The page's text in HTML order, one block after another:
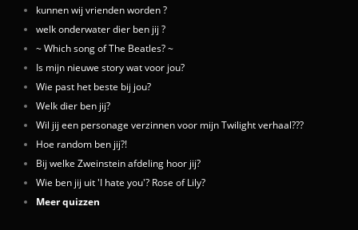
kunnen wij vrienden worden ?
welk onderwater dier ben jij ?
~ Which song of The Beatles? ~
Is mijn nieuwe story wat voor jou?
Wie past het beste bij jou?
Welk dier ben jij?
Wil jij een personage verzinnen voor mijn Twilight verhaal???
Hoe random ben jij?!
Bij welke Zweinstein afdeling hoor jij?
Wie ben jij uit 'I hate you'? Rose of Lily?
Meer quizzen